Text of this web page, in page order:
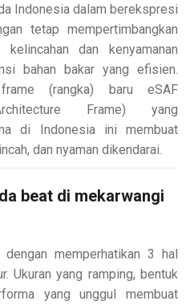
Indonesia dalam berekspresi
tetap mempertimbangkan
dan kenyamanan
bahan bakar yang efisien.
(rangka) baru eSAF
Frame) yang
di Indonesia ini membuat
dan nyaman dikendarai.
beat di mekarwangi
memperhatikan 3 hal
Ukuran yang ramping, bentuk
yang unggul membuat